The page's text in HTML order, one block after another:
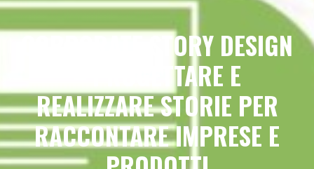
CORPORATE STORY DESIGN
– PROGETTARE E
REALIZZARE STORIE PER
RACCONTARE IMPRESE E